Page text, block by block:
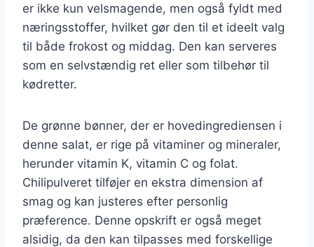
er ikke kun velsmagende, men også fyldt med
næringsstoffer, hvilket gør den til et ideelt valg
til både frokost og middag. Den kan serveres
som en selvstændig ret eller som tilbehør til
kødretter.
De grønne bønner, der er hovedingrediensen i
denne salat, er rige på vitaminer og mineraler,
herunder vitamin K, vitamin C og folat.
Chilipulveret tilføjer en ekstra dimension af
smag og kan justeres efter personlig
præference. Denne opskrift er også meget
alsidig, da den kan tilpasses med forskellige